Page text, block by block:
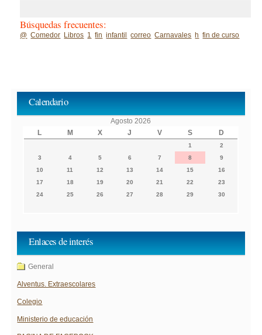
Búsquedas frecuentes:
@ Comedor Libros 1 fin infantil correo Carnavales h fin de curso
Calendario
Agosto 2026
L
M X J V S D
1
2
3
4 5 6 7 8
9
10
11 12 13 14 15
16
17
18 19 20 21 22
23
24
25 26 27 28 29 30
Enlaces de interés
General
Alventus. Extraescolares
Colegio
Ministerio de educación